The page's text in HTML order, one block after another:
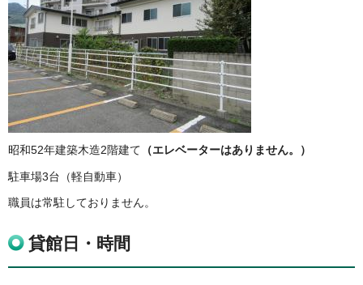
昭和52年建築木造2階建て （エレベーターはありません。）
駐車場3台（軽自動車）
職員は常駐しておりません。
貸館日・時間